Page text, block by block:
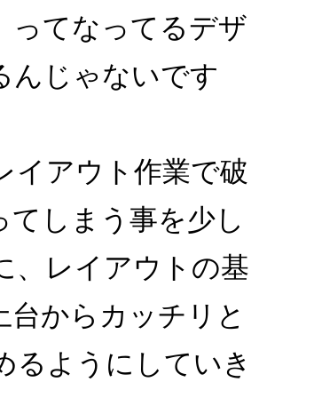
ってなってるデザ
んじゃないです
イアウト作業で破
てしまう事を少し
、レイアウトの基
からカッチリと
るようにしていき